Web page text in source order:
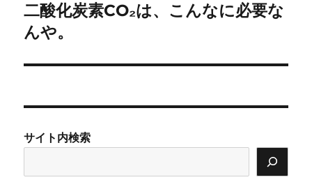
ー
シ
ン
次
の
稿:
二酸化炭素CO₂は、こんなに必要な
んや。
サイト内検索